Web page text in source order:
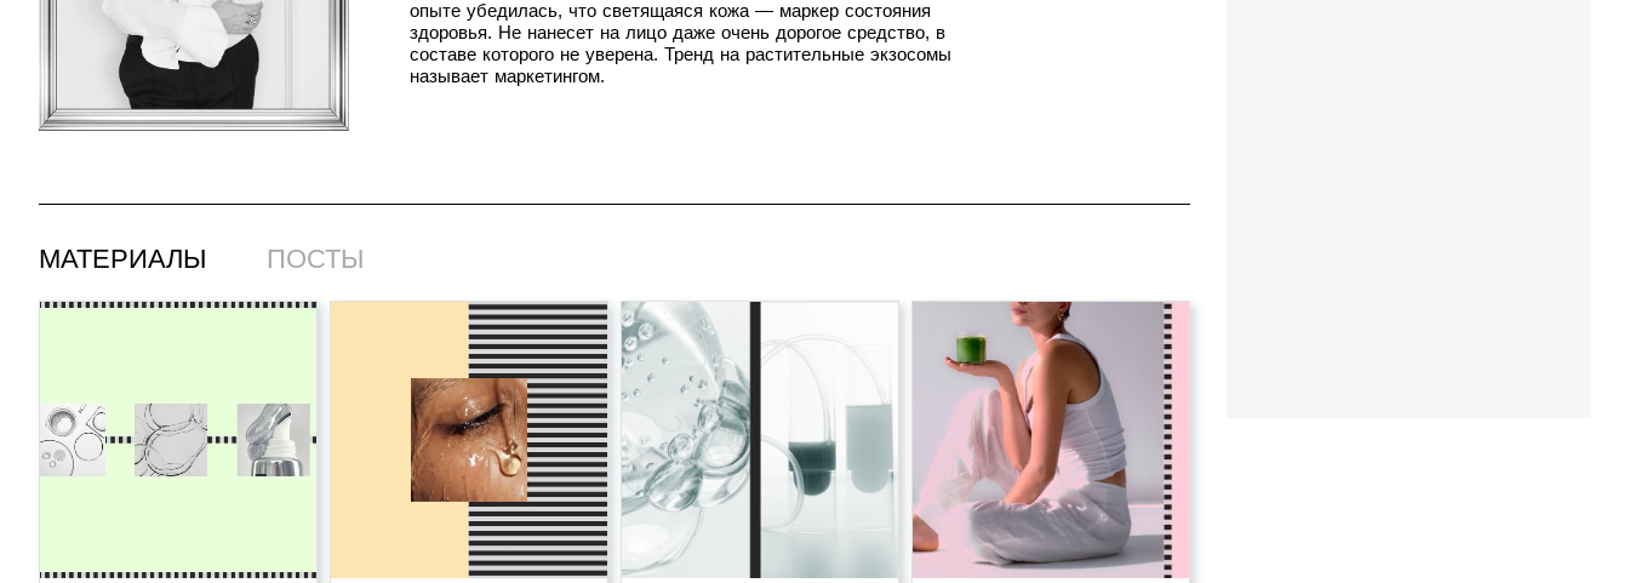
опыте убедилась, что светящаяся кожа — маркер состояния
здоровья. Не нанесет на лицо даже очень дорогое средство, в
составе которого не уверена. Тренд на растительные экзосомы
называет маркетингом.
МАТЕРИАЛЫ ПОСТЫ